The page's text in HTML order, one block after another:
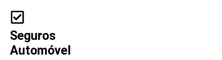
Seguros
Automóvel